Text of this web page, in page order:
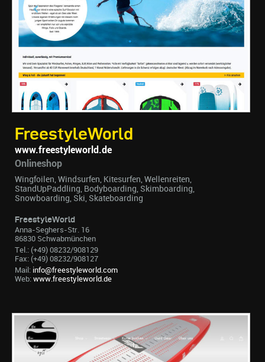
FreestyleWorld
www.freestyleworld.de
Onlineshop
Wingfoilen, Windsurfen, Kitesurfen, Wellenreiten,
StandUpPaddling, Bodyboarding, Skimboarding,
Snowboarding, Ski, Skateboarding
FreestyleWorld
Anna-Seghers-Str. 16
86830 Schwabmünchen
Tel.: (+49) 08232/908129
Fax: (+49) 08232/908127
Mail: info@freestyleworld.com
Web: www.freestyleworld.de